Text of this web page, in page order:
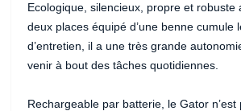
Ecologique, silencieux, propre et
deux places équipé d’une benne
d’entretien, il a une très grande
venir à bout des tâches quotidiennes.
Rechargeable par batterie, le Gator